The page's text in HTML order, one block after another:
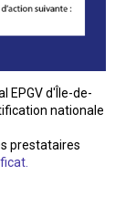
EPGV d'Île-de-
nationale
prestataires